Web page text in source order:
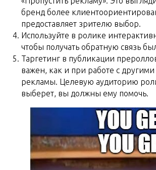
бренд более
предоставляет зрителю выбор.
Используйте в ролике
чтобы получать обратную связь
Таргетинг в публикации
важен, как и при работе с
рекламы. Целевую аудиторию
выберет, вы должны ему помочь.